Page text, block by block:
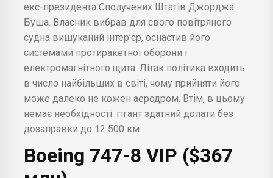
екс-президента Сполучених Штатів Джорджа
Буша. Власник вибрав для свого повітряного
судна вишуканий інтер'єр, оснастив його
системами протиракетної оборони і
електромагнітного щита. Літак політика входить
в число найбільших в світі, чому прийняти його
може далеко не кожен аеродром. Втім, в цьому
немає необхідності: гігант здатний долати без
дозаправки до 12 500 км.
Boeing 747-8 VIP ($367